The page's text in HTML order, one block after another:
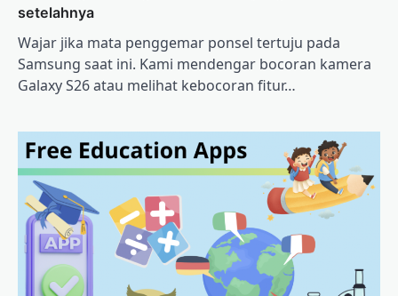
setelahnya
Wajar jika mata penggemar ponsel tertuju pada
Samsung saat ini. Kami mendengar bocoran kamera
Galaxy S26 atau melihat kebocoran fitur…